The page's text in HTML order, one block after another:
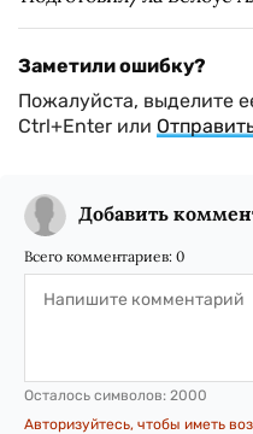
Заметили ошибку?
Пожалуйста, выделите
Ctrl+Enter или
Добавить
Всего комментариев: 0
Осталось символов: 2000
Авторизуйтесь, чтобы иметь